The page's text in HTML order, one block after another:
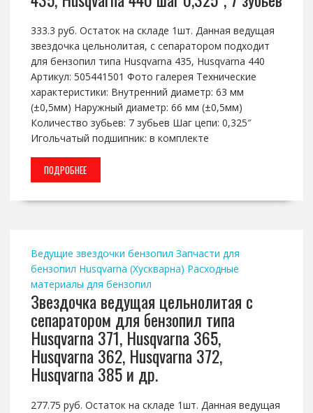
333.3 руб. Остаток на складе 1шт. Данная ведущая
звездочка цельнолитая, с сепаратором подходит
для бензопил типа Husqvarna 435, Husqvarna 440
Артикул: 505441501 Фото галерея Технические
характеристики: Внутренний диаметр: 63 мм
(±0,5мм) Наружный диаметр: 66 мм (±0,5мм)
Количество зубьев: 7 зубьев Шаг цепи: 0,325″
Игольчатый подшипник: в комплекте
ПОДРОБНЕЕ
Ведущие звездочки бензопил Запчасти для
бензопил Husqvarna (Хускварна) Расходные
материалы для бензопил
Звездочка ведущая цельнолитая с
сепаратором для бензопил типа
Husqvarna 371, Husqvarna 365,
Husqvarna 362, Husqvarna 372,
Husqvarna 385 и др.
277.75 руб. Остаток на складе 1шт. Данная ведущая